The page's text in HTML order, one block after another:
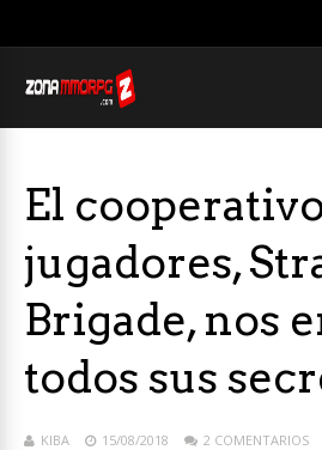
El
jugadores,
Brigade, nos
todos sus
KIBA 15/08/2018 2 COMENTARIOS